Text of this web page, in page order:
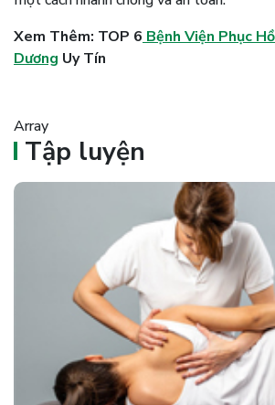
Xem Thêm: TOP 6 Bệnh Viện Phục
Dương Uy Tín
Array
Tập luyện